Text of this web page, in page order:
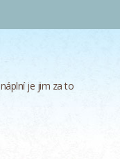
je jim za to